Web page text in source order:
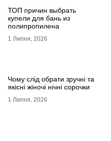
ТОП причин выбрать
купели для бань из
полипропилена
1 Липня, 2026
Чому слід обрати зручні та
якісні жіночі нічні сорочки
1 Липня, 2026